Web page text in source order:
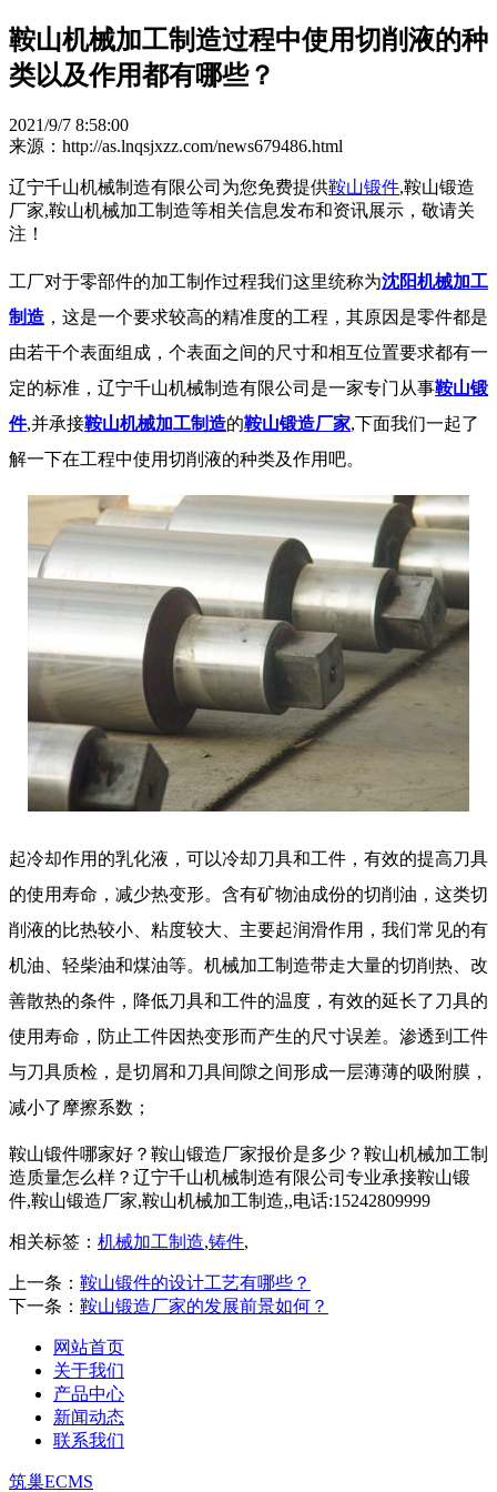
鞍山机械加工制造过程中使用切削液的种
类以及作用都有哪些？
2021/9/7 8:58:00
来源：http://as.lnqsjxzz.com/news679486.html
辽宁千山机械制造有限公司为您免费提供鞍山锻件,鞍山锻造
厂家,鞍山机械加工制造等相关信息发布和资讯展示，敬请关
注！
工厂对于零部件的加工制作过程我们这里统称为沈阳机械加工
制造 ，这是一个要求较高的精准度的工程，其原因是零件都是
由若干个表面组成，个表面之间的尺寸和相互位置要求都有一
定的标准，辽宁千山机械制造有限公司是一家专门从事鞍山锻
件,并承接鞍山机械加工制造的鞍山锻造厂家,下面我们一起了
解一下在工程中使用切削液的种类及作用吧。
起冷却作用的乳化液，可以冷却刀具和工件，有效的提高刀具
的使用寿命，减少热变形。含有矿物油成份的切削油，这类切
削液的比热较小、粘度较大、主要起润滑作用，我们常见的有
机油、轻柴油和煤油等。机械加工制造带走大量的切削热、改
善散热的条件，降低刀具和工件的温度，有效的延长了刀具的
使用寿命，防止工件因热变形而产生的尺寸误差。渗透到工件
与刀具质检，是切屑和刀具间隙之间形成一层薄薄的吸附膜，
减小了摩擦系数；
鞍山锻件哪家好？鞍山锻造厂家报价是多少？鞍山机械加工制
造质量怎么样？辽宁千山机械制造有限公司专业承接鞍山锻
件,鞍山锻造厂家,鞍山机械加工制造,,电话:15242809999
相关标签： 机械加工制造,铸件,
上一条： 鞍山锻件的设计工艺有哪些？
下一条： 鞍山锻造厂家的发展前景如何？
网站首页
关于我们
产品中心
新闻动态
联系我们
筑巢ECMS